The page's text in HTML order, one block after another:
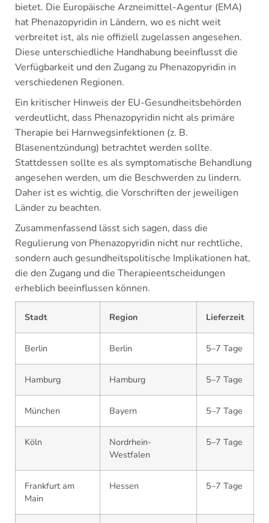
bietet. Die Europäische Arzneimittel-Agentur (EMA)
hat Phenazopyridin in Ländern, wo es nicht weit
verbreitet ist, als nie offiziell zugelassen angesehen.
Diese unterschiedliche Handhabung beeinflusst die
Verfügbarkeit und den Zugang zu Phenazopyridin in
verschiedenen Regionen.
Ein kritischer Hinweis der EU-Gesundheitsbehörden
verdeutlicht, dass Phenazopyridin nicht als primäre
Therapie bei Harnwegsinfektionen (z. B.
Blasenentzündung) betrachtet werden sollte.
Stattdessen sollte es als symptomatische Behandlung
angesehen werden, um die Beschwerden zu lindern.
Daher ist es wichtig, die Vorschriften der jeweiligen
Länder zu beachten.
Zusammenfassend lässt sich sagen, dass die
Regulierung von Phenazopyridin nicht nur rechtliche,
sondern auch gesundheitspolitische Implikationen hat,
die den Zugang und die Therapieentscheidungen
erheblich beeinflussen können.
Stadt Region Lieferzeit
Berlin Berlin 5–7 Tage
Hamburg Hamburg 5–7 Tage
München Bayern 5–7 Tage
Köln
Nordrhein-
Westfalen
5–7 Tage
Frankfurt am
Main
Hessen 5–7 Tage